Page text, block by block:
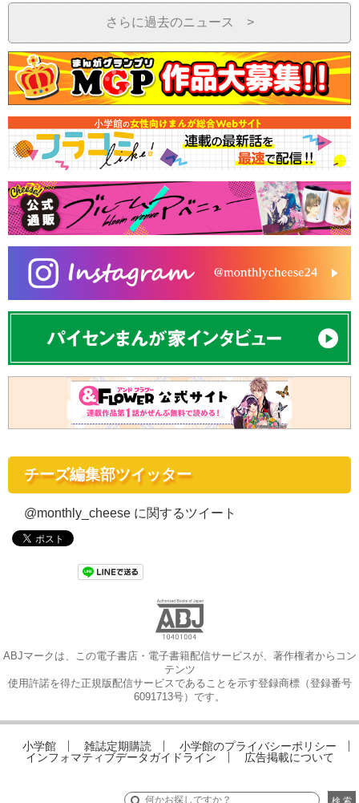
さらに過去のニュース >
チーズ編集部ツイッター
@monthly_cheese に関するツイート
ABJマークは、この電子書店・電子書籍配信サービスが、著作権者からコン
テンツ
使用許諾を得た正規版配信サービスであることを示す登録商標（登録番号
6091713号）です。
小学館 雑誌定期購読
小学館のプライバシーポリシー
インフォマティブデータガイドライン
広告掲載について
検 索